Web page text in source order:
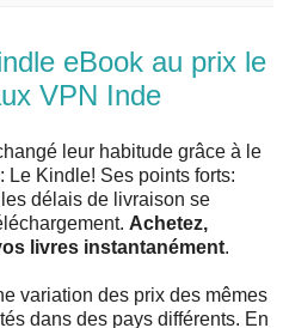
eBook au prix le
VPN Inde
leur habitude grâce à le
Le Kindle! Ses points forts:
délais de livraison se
Achetez,
livres instantanément.
variation des prix des mêmes
dans des pays différents. En